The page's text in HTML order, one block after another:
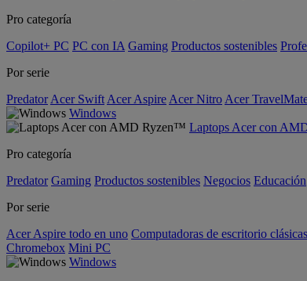
Pro categoría
Copilot+ PC PC con IA Gaming Productos sostenibles
Por serie
Predator Acer Swift Acer Aspire Acer Nitro Acer
Windows
Laptops Acer con
Pro categoría
Predator Gaming Productos sostenibles Negocios Educación
Por serie
Acer Aspire todo en uno Computadoras de escritorio
Chromebox Mini PC
Windows